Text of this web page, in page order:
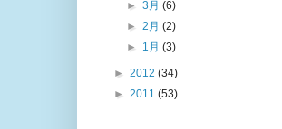
►3月(6)
►2月(2)
► 1月(3)
► 2012 (34)
► 2011 (53)